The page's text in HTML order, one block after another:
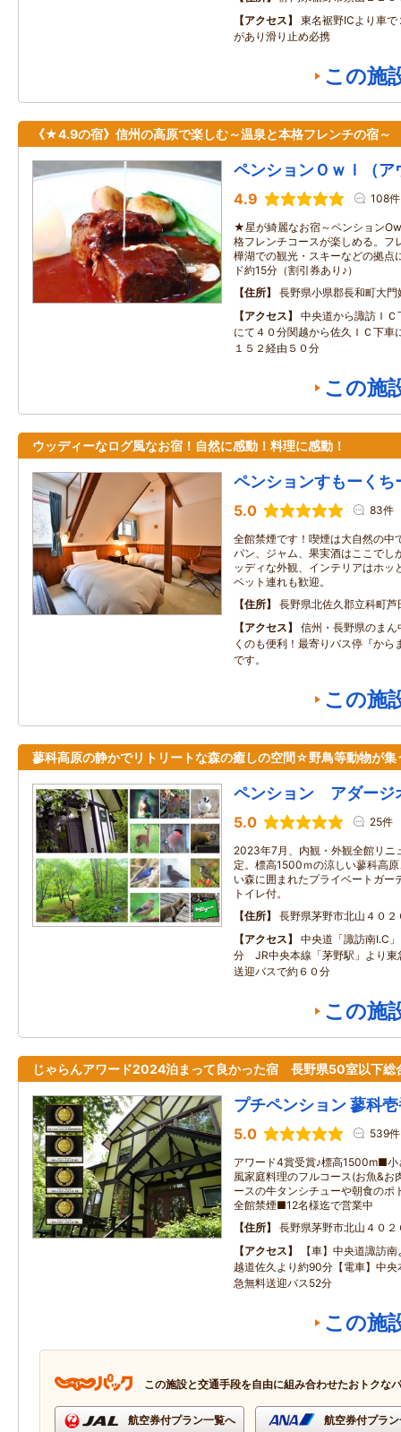
アクセス
東名裾野ICより車
があり滑り止め必携
この施
《★4.9の宿》信州の高原で楽しむ～温泉と本格フレンチの宿～
ペンションＯｗｌ（ア
4.9 108件
★星が綺麗なお宿～ペンション
格フレンチコースが楽しめる。フ
樺湖での観光・スキーなどの拠点
ド約15分（割引券あり♪）
住所
長野県小県郡長和町大
アクセス
中央道から諏訪Ｉ
にて４０分関越から佐久ＩＣ下車
１５２経由５０分
この施
ウッディーなログ風なお宿！自然に感動！料理に感動！
ペンションすもーくち
5.0 83件
全館禁煙です！喫煙は大自然の中
パン、ジャム、果実酒はここでし
ッディな外観、インテリアはホッ
ペット連れも歓迎。
住所
長野県北佐久郡立科町
アクセス
信州・長野県のま
くのも便利！最寄りバス停『から
です。
この施
蓼科高原の静かでリトリートな森の癒しの空間☆野鳥等動物が集
ペンション アダージ
5.0 25件
2023年7月、内観・外観全館リニ
定。標高1500ｍの涼しい蓼科高
い森に囲まれたプライベートガー
トイレ付。
住所
長野県茅野市北山４０
アクセス
中央道「諏訪南I.C
分 JR中央本線「茅野駅」より東
送迎バスで約６０分
この施
じゃらんアワード2024泊まって良かった宿 長野県50室以下総
プチペンション 蓼科
5.0 539件
アワード4賞受賞♪標高1500m■
風家庭料理のフルコース(お魚&
ースの牛タンシチューや朝食の
全館禁煙■12名様迄で営業中
住所
長野県茅野市北山４０２
アクセス
【車】中央道諏訪
越道佐久より約90分【電車】中
急無料送迎バス52分
この施
この施設と交通手段を自由に組み合わせたおトクな
航空券付プラン一覧へ 航空券付プラ